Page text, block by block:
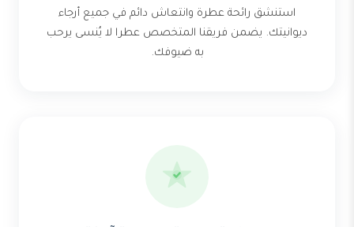
استنشق رائحة عطرة وانتعاش دائم في جميع أرجاء
ديوانيتك. يضمن فريقنا المتخصص عطرا لا يُنسى يرحب
به ضيوفك.